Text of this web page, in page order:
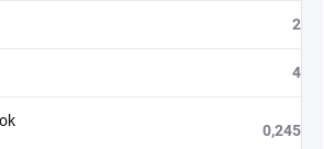
2
4
0,245